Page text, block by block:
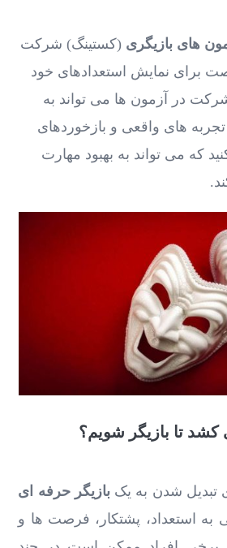
‌های بازیگری (کستینگ) شرکت
برای نمایش استعدادهای خود
شرکت در آزمون ‌ها می ‌تواند به
‌های واقعی و بازخوردهای
که می‌ تواند به بهبود مهارت‌
تا بازیگر شویم؟
تبدیل شدن به یکبازیگر حرفه ‌ای
استعداد، پشتکار، فرصت ‌ها و